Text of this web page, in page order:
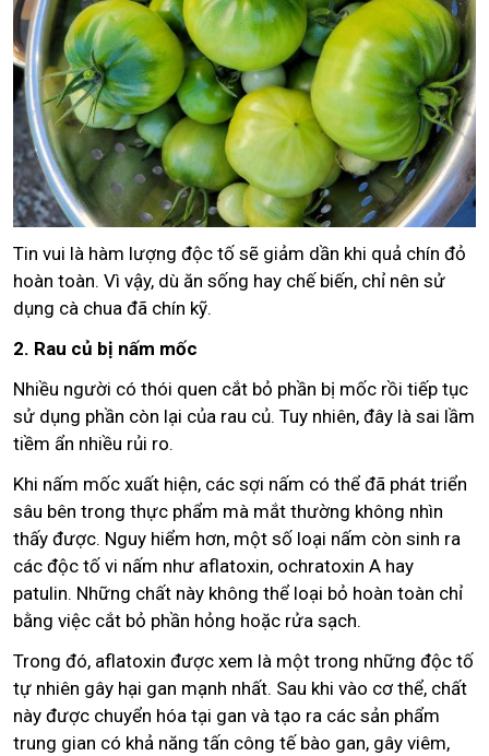
Tin vui là hàm lượng độc tố sẽ giảm dần khi quả chín đỏ
hoàn toàn. Vì vậy, dù ăn sống hay chế biến, chỉ nên sử
dụng cà chua đã chín kỹ.
2. Rau củ bị nấm mốc
Nhiều người có thói quen cắt bỏ phần bị mốc rồi tiếp tục
sử dụng phần còn lại của rau củ. Tuy nhiên, đây là sai lầm
tiềm ẩn nhiều rủi ro.
Khi nấm mốc xuất hiện, các sợi nấm có thể đã phát triển
sâu bên trong thực phẩm mà mắt thường không nhìn
thấy được. Nguy hiểm hơn, một số loại nấm còn sinh ra
các độc tố vi nấm như aflatoxin, ochratoxin A hay
patulin. Những chất này không thể loại bỏ hoàn toàn chỉ
bằng việc cắt bỏ phần hỏng hoặc rửa sạch.
Trong đó, aflatoxin được xem là một trong những độc tố
tự nhiên gây hại gan mạnh nhất. Sau khi vào cơ thể, chất
này được chuyển hóa tại gan và tạo ra các sản phẩm
trung gian có khả năng tấn công tế bào gan, gây viêm,